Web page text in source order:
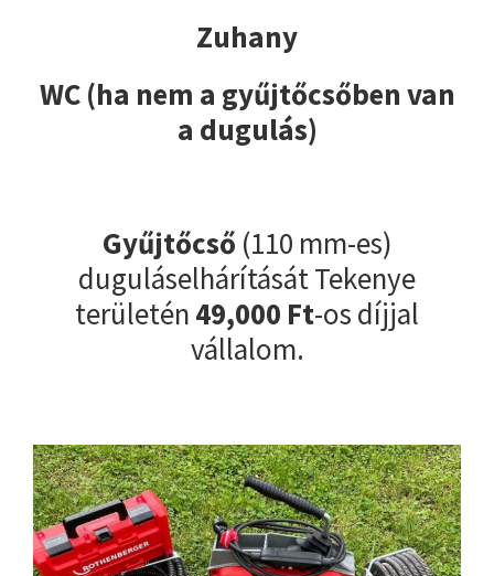
Zuhany
WC (ha nem a gyűjtőcsőben van
a dugulás)
Gyűjtőcső (110 mm-es)
duguláselhárítását Tekenye
területén 49,000 Ft-os díjjal
vállalom.